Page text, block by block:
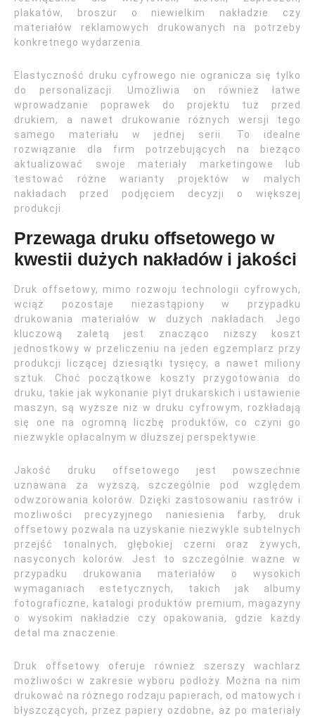
plakatów, broszur o niewielkim nakładzie czy
materiałów reklamowych drukowanych na potrzeby
konkretnego wydarzenia.
Elastyczność druku cyfrowego nie ogranicza się tylko
do personalizacji. Umożliwia on również łatwe
wprowadzanie poprawek do projektu tuż przed
drukiem, a nawet drukowanie różnych wersji tego
samego materiału w jednej serii. To idealne
rozwiązanie dla firm potrzebujących na bieżąco
aktualizować swoje materiały marketingowe lub
testować różne warianty projektów w małych
nakładach przed podjęciem decyzji o większej
produkcji.
Przewaga druku offsetowego w
kwestii dużych nakładów i jakości
Druk offsetowy, mimo rozwoju technologii cyfrowych,
wciąż pozostaje niezastąpiony w przypadku
drukowania materiałów w dużych nakładach. Jego
kluczową zaletą jest znacząco niższy koszt
jednostkowy w przeliczeniu na jeden egzemplarz przy
produkcji liczącej dziesiątki tysięcy, a nawet miliony
sztuk. Choć początkowe koszty przygotowania do
druku, takie jak wykonanie płyt drukarskich i ustawienie
maszyn, są wyższe niż w druku cyfrowym, rozkładają
się one na ogromną liczbę produktów, co czyni go
niezwykle opłacalnym w dłuższej perspektywie.
Jakość druku offsetowego jest powszechnie
uznawana za wyższą, szczególnie pod względem
odwzorowania kolorów. Dzięki zastosowaniu rastrów i
możliwości precyzyjnego naniesienia farby, druk
offsetowy pozwala na uzyskanie niezwykle subtelnych
przejść tonalnych, głębokiej czerni oraz żywych,
nasyconych kolorów. Jest to szczególnie ważne w
przypadku drukowania materiałów o wysokich
wymaganiach estetycznych, takich jak albumy
fotograficzne, katalogi produktów premium, magazyny
o wysokim nakładzie czy opakowania, gdzie każdy
detal ma znaczenie.
Druk offsetowy oferuje również szerszy wachlarz
możliwości w zakresie wyboru podłoży. Można na nim
drukować na różnego rodzaju papierach, od matowych i
błyszczących, przez papiery ozdobne, aż po materiały